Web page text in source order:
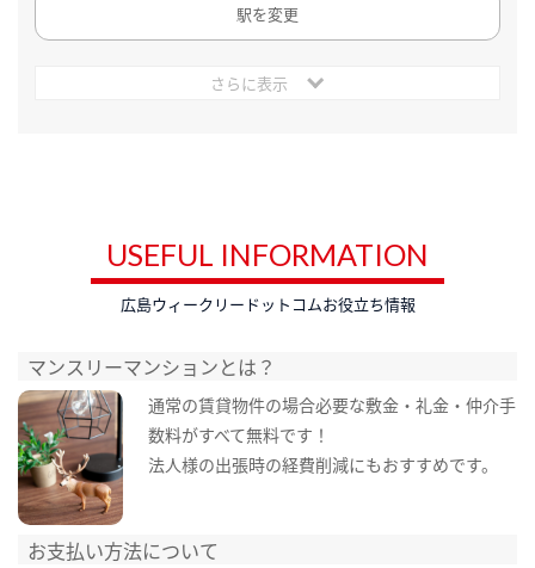
駅を変更
さらに表示
USEFUL INFORMATION
広島ウィークリードットコムお役立ち情報
マンスリーマンションとは？
通常の賃貸物件の場合必要な敷金・礼金・仲介手
数料がすべて無料です！
法人様の出張時の経費削減にもおすすめです。
お支払い方法について